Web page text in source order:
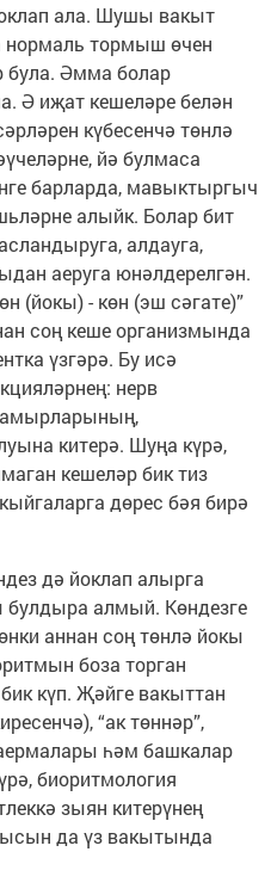
ала. Шушы вакыт
нормаль тормыш өчен
була. Әмма болар
Ә иҗат кешеләре белән
күбесенчә төнлә
йә булмаса
барларда, мавыктыргыч
алыйк. Болар бит
алдауга,
аеруга юнәлдерелгән.
(йокы) - көн (эш сәгате)”
соң кеше организмында
үзгәрә. Бу исә
нерв
китерә. Шуңа күрә,
кешеләр бик тиз
дөрес бәя бирә
дә йоклап алырга
алмый. Көндезге
аннан соң төнлә йокы
боза торган
күп. Җәйге вакыттан
“ак төннәр”,
һәм башкалар
биоритмология
зыян китерүнең
да үз вакытында